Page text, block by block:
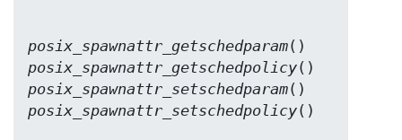
posix_spawnattr_getschedparam
posix_spawnattr_getschedpolicy
posix_spawnattr_setschedparam
posix_spawnattr_setschedpolicy